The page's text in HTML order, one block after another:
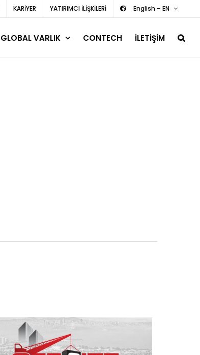
KARİYER YATIRIMCI İLİŞKİLERİ English – EN
GLOBAL VARLIK CONTECH İLETİŞİM